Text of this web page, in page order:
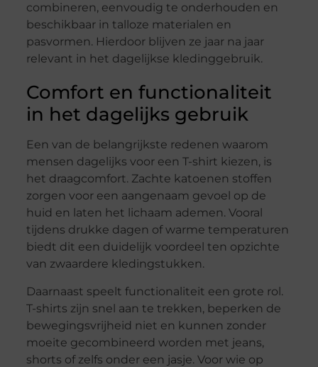
combineren, eenvoudig te onderhouden en
beschikbaar in talloze materialen en
pasvormen. Hierdoor blijven ze jaar na jaar
relevant in het dagelijkse kledinggebruik.
Comfort en functionaliteit
in het dagelijks gebruik
Een van de belangrijkste redenen waarom
mensen dagelijks voor een T-shirt kiezen, is
het draagcomfort. Zachte katoenen stoffen
zorgen voor een aangenaam gevoel op de
huid en laten het lichaam ademen. Vooral
tijdens drukke dagen of warme temperaturen
biedt dit een duidelijk voordeel ten opzichte
van zwaardere kledingstukken.
Daarnaast speelt functionaliteit een grote rol.
T-shirts zijn snel aan te trekken, beperken de
bewegingsvrijheid niet en kunnen zonder
moeite gecombineerd worden met jeans,
shorts of zelfs onder een jasje. Voor wie op